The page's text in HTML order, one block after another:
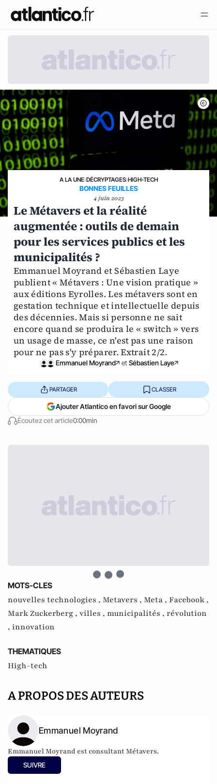
A LA UNE›DÉCRYPTAGES›HIGH-TECH
BONNES FEUILLES
4 juin 2023
Le Métavers et la réalité
augmentée : outils de demain
pour les services publics et les
municipalités ?
Emmanuel Moyrand et Sébastien Laye
publient « Métavers : Une vision pratique »
aux éditions Eyrolles. Les métavers sont en
gestation technique et intellectuelle depuis
des décennies. Mais si personne ne sait
encore quand se produira le « switch » vers
un usage de masse, ce n'est pas une raison
pour ne pas s'y préparer. Extrait 2/2.
Emmanuel Moyrand et Sébastien Laye
Écoutez cet article0:00min
PARTAGER CLASSER
Ajouter Atlantico en favori sur Google
MOTS-CLES
nouvelles technologies , Metavers , Meta , Facebook ,
Mark Zuckerberg , villes , municipalités , révolution
, innovation
THEMATIQUES
High-tech
A PROPOS DES AUTEURS
Emmanuel Moyrand
Emmanuel Moyrand est consultant Métavers.
SUIVRE